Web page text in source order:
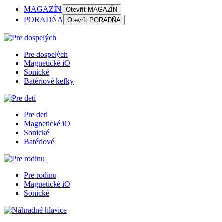
MAGAZÍN Otevřít MAGAZÍN
PORADŇA Otevřít PORADŇA
Pre dospelých
Magnetické iO
Sonické
Batériové kefky
Pre deti
Magnetické iO
Sonické
Batériové
Pre rodinu
Magnetické iO
Sonické